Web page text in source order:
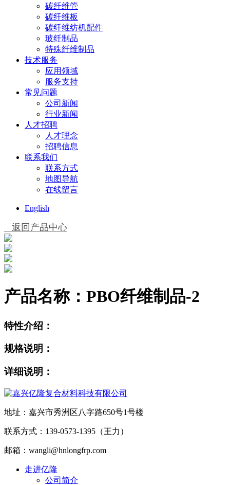
碳纤维管
碳纤维板
碳纤维纺机配件
玻纤制品
特殊纤维制品
技术服务
应用领域
服务支持
常见问题
公司新闻
行业新闻
人才招聘
人才理念
招聘信息
联系我们
联系方式
地图导航
在线留言
English
返回产品中心
产品名称： PBO纤维制品-2
特性介绍：
规格说明：
详细说明：
地址：嘉兴市秀洲区八字路650号1号楼
联系方式：139-0573-1395（王力）
邮箱：wangli@hnlongfrp.com
走进亿隆
公司简介